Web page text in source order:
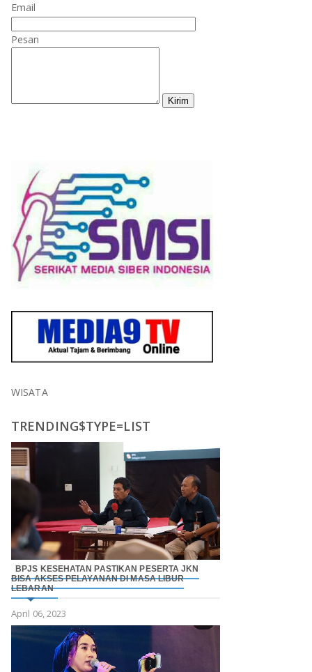
Email
Pesan
WISATA
TRENDING$TYPE=LIST
BPJS KESEHATAN PASTIKAN PESERTA JKN
BISA AKSES PELAYANAN DI MASA LIBUR
LEBARAN
April 06, 2023